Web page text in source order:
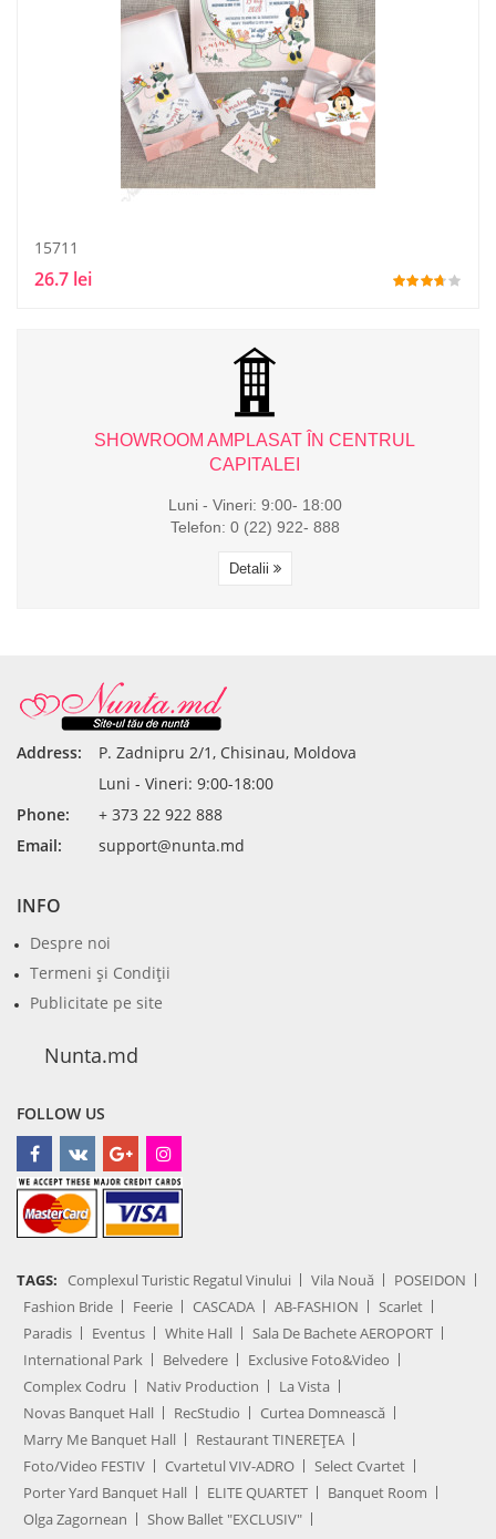
15711
26.7 lei
SHOWROOM AMPLASAT ÎN CENTRUL
CAPITALEI
Luni - Vineri: 9:00- 18:00
Telefon: 0 (22) 922- 888
Detalii
Address:
P. Zadnipru 2/1, Chisinau, Moldova
Luni - Vineri: 9:00-18:00
Phone:
+ 373 22 922 888
Email:
support@nunta.md
INFO
Despre noi
Termeni şi Condiţii
Publicitate pe site
Nunta.md
FOLLOW US
TAGS: Complexul Turistic Regatul Vinului Vila Nouă
POSEIDON
Fashion Bride
Feerie CASCADA AB-FASHION
Scarlet
Paradis
Eventus White Hall
Sala De Bachete AEROPORT
International Park
Belvedere
Exclusive Foto&Video
Complex Codru
Nativ Production
La Vista
Novas Banquet Hall
RecStudio
Curtea Domnească
Marry Me Banquet Hall
Restaurant TINEREȚEA
Foto/Video FESTIV
Cvartetul VIV-ADRO
Select Cvartet
Porter Yard Banquet Hall
ELITE QUARTET
Banquet Room
Olga Zagornean
Show Ballet "EXCLUSIV"